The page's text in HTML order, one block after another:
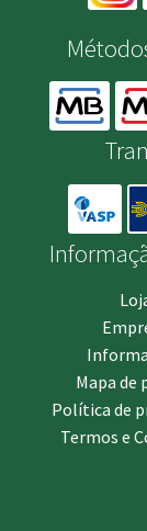
Mapa de
Política de
Termos e